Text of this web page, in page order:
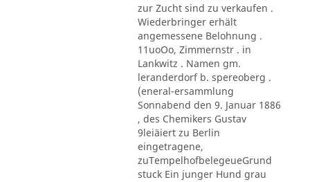
zur Zucht sind zu verkaufen .
Wiederbringer erhält
angemessene Belohnung .
11uoOo, Zimmernstr . in
Lankwitz . Namen gm.
leranderdorf b. spereoberg .
(eneral-ersammlung
Sonnabend den 9. Januar 1886
, des Chemikers Gustav
9leiäiert zu Berlin
eingetragene,
zuTempelhofbelegeueGrund
stuck Ein junger Hund grau